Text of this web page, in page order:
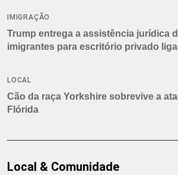
IMIGRAÇÃO
Trump entrega a assistência jurídica
imigrantes para escritório privado
LOCAL
Cão da raça Yorkshire sobrevive a
Flórida
Local & Comunidade